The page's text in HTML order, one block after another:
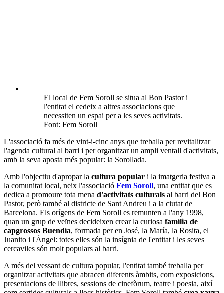
El local de Fem Soroll se situa al Bon Pastor i
l'entitat el cedeix a altres associacions que
necessiten un espai per a les seves activitats.
Font: Fem Soroll
L'associació fa més de vint-i-cinc anys que treballa per revitalitzar
l'agenda cultural al barri i per organitzar un ampli ventall d'activitats,
amb la seva aposta més popular: la Sorollada.
Amb l'objectiu d'apropar la cultura popular i la imatgeria festiva a
la comunitat local, neix l'associació Fem Soroll, una entitat que es
dedica a promoure tota mena d'activitats culturals al barri del Bon
Pastor, però també al districte de Sant Andreu i a la ciutat de
Barcelona. Els orígens de Fem Soroll es remunten a l'any 1998,
quan un grup de veïnes decideixen crear la curiosa família de
capgrossos Buendía, formada per en José, la María, la Rosita, el
Juanito i l'Ángel: totes elles són la insígnia de l'entitat i les seves
cercaviles són molt populars al barri.
A més del vessant de cultura popular, l'entitat també treballa per
organitzar activitats que abracen diferents àmbits, com exposicions,
presentacions de llibres, sessions de cinefòrum, teatre i poesia, així